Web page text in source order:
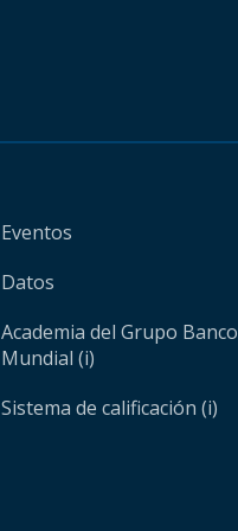
Eventos
Datos
Academia del Grupo Banco
Mundial (i)
Sistema de calificación (i)